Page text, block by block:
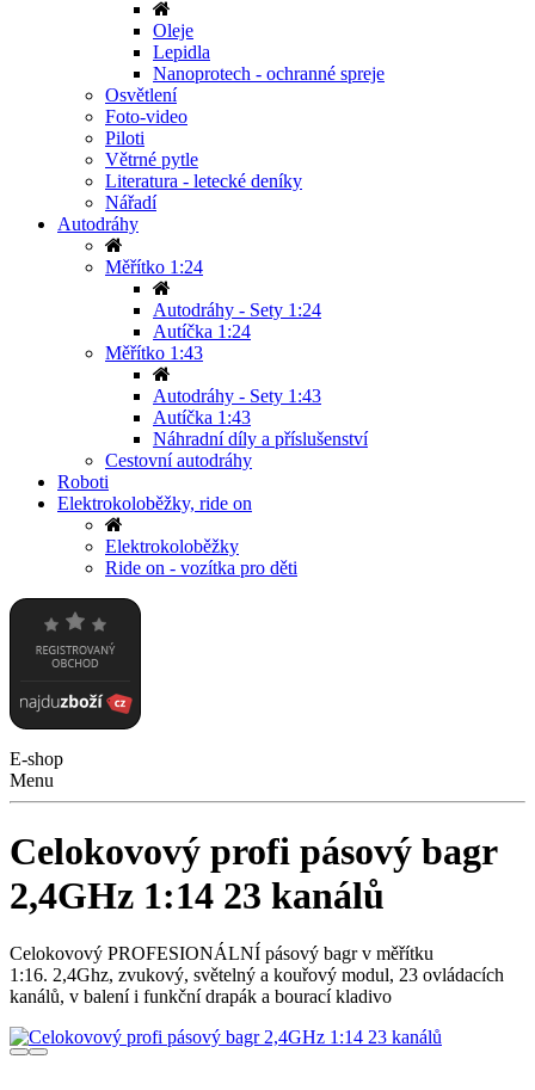
Oleje
Lepidla
Nanoprotech - ochranné spreje
Osvětlení
Foto-video
Piloti
Větrné pytle
Literatura - letecké deníky
Nářadí
Autodráhy
Měřítko 1:24
Autodráhy - Sety 1:24
Autíčka 1:24
Měřítko 1:43
Autodráhy - Sety 1:43
Autíčka 1:43
Náhradní díly a příslušenství
Cestovní autodráhy
Roboti
Elektrokoloběžky, ride on
Elektrokoloběžky
Ride on - vozítka pro děti
E-shop
Menu
Celokovový profi pásový bagr
2,4GHz 1:14 23 kanálů
Celokovový PROFESIONÁLNÍ pásový bagr v měřítku
1:16. 2,4Ghz, zvukový, světelný a kouřový modul, 23 ovládacích
kanálů, v balení i funkční drapák a bourací kladivo